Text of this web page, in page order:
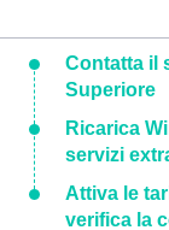
Contatta il
Superiore
Ricarica
servizi
Attiva le
verifica la